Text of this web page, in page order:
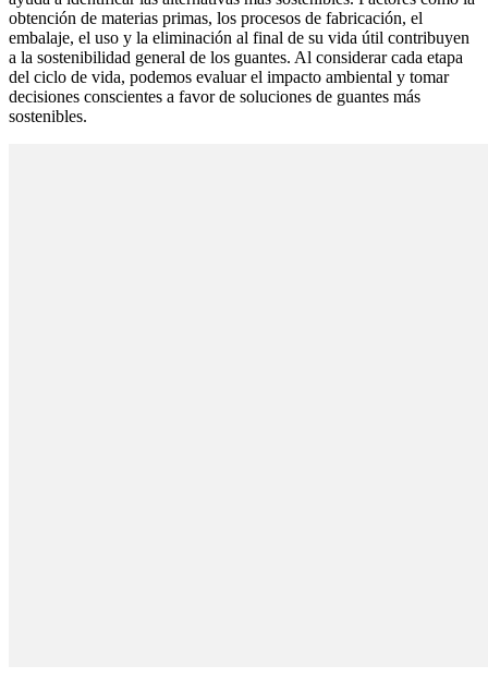
obtención de materias primas, los procesos de fabricación, el
embalaje, el uso y la eliminación al final de su vida útil contribuyen
a la sostenibilidad general de los guantes. Al considerar cada etapa
del ciclo de vida, podemos evaluar el impacto ambiental y tomar
decisiones conscientes a favor de soluciones de guantes más
sostenibles.